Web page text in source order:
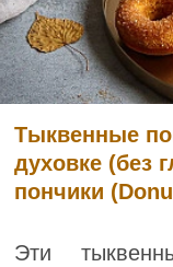
Тыквенные
духовке (без
пончики
Эти